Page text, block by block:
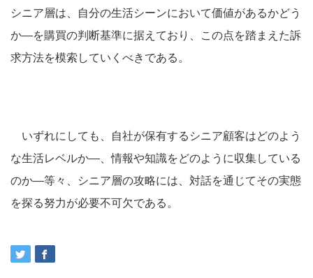
シニア層は、自分の生活シーンにおいて価値があるかどう
か―を購買の判断基準に据えており、この点を踏まえた訴
求方法を模索していくべきである。
いずれにしても、自社が保有するシニア顧客はどのよう
な生活レベルか―、情報や知識をどのように収集している
のか―等々、シニア層の攻略には、対話を通じてその実態
を探る努力が必要不可欠である。